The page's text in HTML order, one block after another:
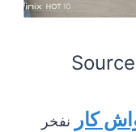
كار
نفخر